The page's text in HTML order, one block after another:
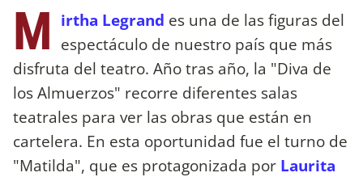
M irtha Legrand es una de las figuras del
espectáculo de nuestro país que más
disfruta del teatro. Año tras año, la "Diva de
los Almuerzos" recorre diferentes salas
teatrales para ver las obras que están en
cartelera. En esta oportunidad fue el turno de
"Matilda", que es protagonizada por Laurita